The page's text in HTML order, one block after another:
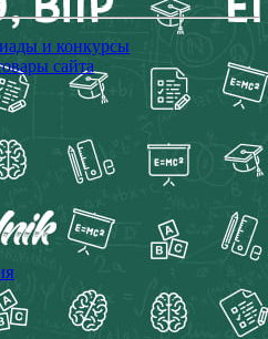
и конкурсы
сайта